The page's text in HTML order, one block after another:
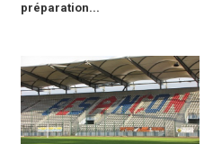
préparation...